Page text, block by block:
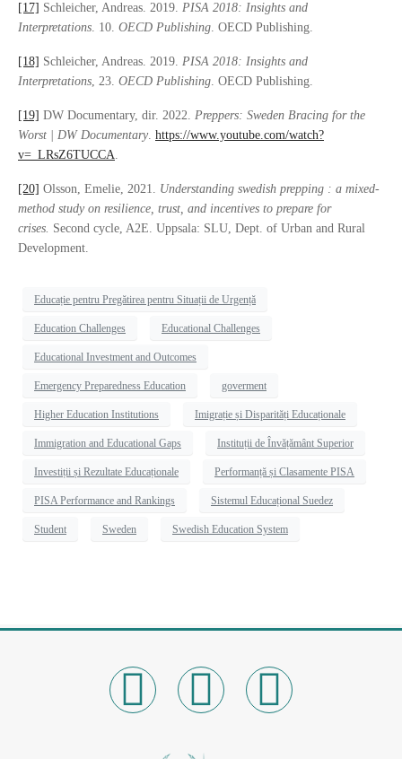
[17] Schleicher, Andreas. 2019. PISA 2018: Insights and
Interpretations. 10. OECD Publishing. OECD Publishing.
[18] Schleicher, Andreas. 2019. PISA 2018: Insights and
Interpretations, 23. OECD Publishing. OECD Publishing.
[19] DW Documentary, dir. 2022. Preppers: Sweden Bracing for the
Worst | DW Documentary. https://www.youtube.com/watch?
v=_LRsZ6TUCCA.
[20] Olsson, Emelie, 2021. Understanding swedish prepping : a mixed-
method study on resilience, trust, and incentives to prepare for
crises. Second cycle, A2E. Uppsala: SLU, Dept. of Urban and Rural
Development.
Educație pentru Pregătirea pentru Situații de Urgență
Education Challenges Educational Challenges
Educational Investment and Outcomes
Emergency Preparedness Education goverment
Higher Education Institutions Imigrație și Disparități Educaționale
Immigration and Educational Gaps Instituții de Învățământ Superior
Investiții și Rezultate Educaționale Performanță și Clasamente PISA
PISA Performance and Rankings Sistemul Educațional Suedez
Student Sweden Swedish Education System